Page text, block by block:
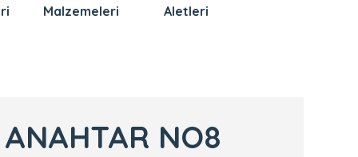
Malzemeleri
Aletleri
NO8